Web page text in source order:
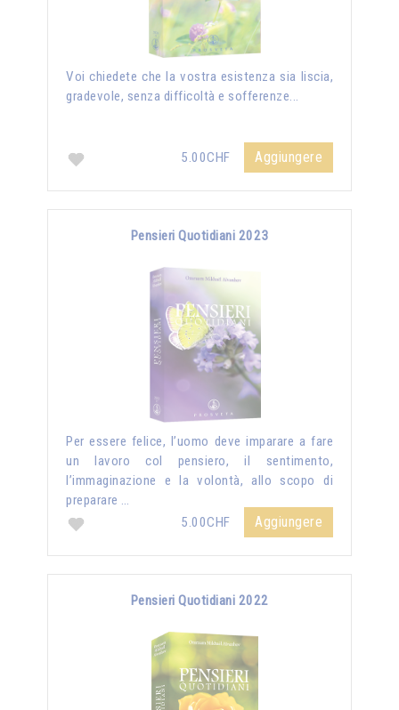
Voi chiedete che la vostra esistenza sia liscia,
gradevole, senza difficoltà e sofferenze...
5.00CHF Aggiungere
Pensieri Quotidiani 2023
Per essere felice, l’uomo deve imparare a fare
un lavoro col pensiero, il sentimento,
l’immaginazione e la volontà, allo scopo di
preparare …
5.00CHF
Aggiungere
Pensieri Quotidiani 2022